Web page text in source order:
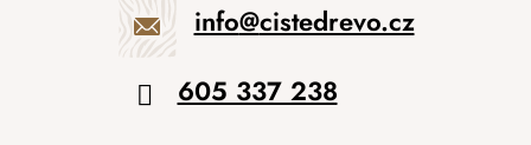
info@cistedrevo.cz
605 337 238